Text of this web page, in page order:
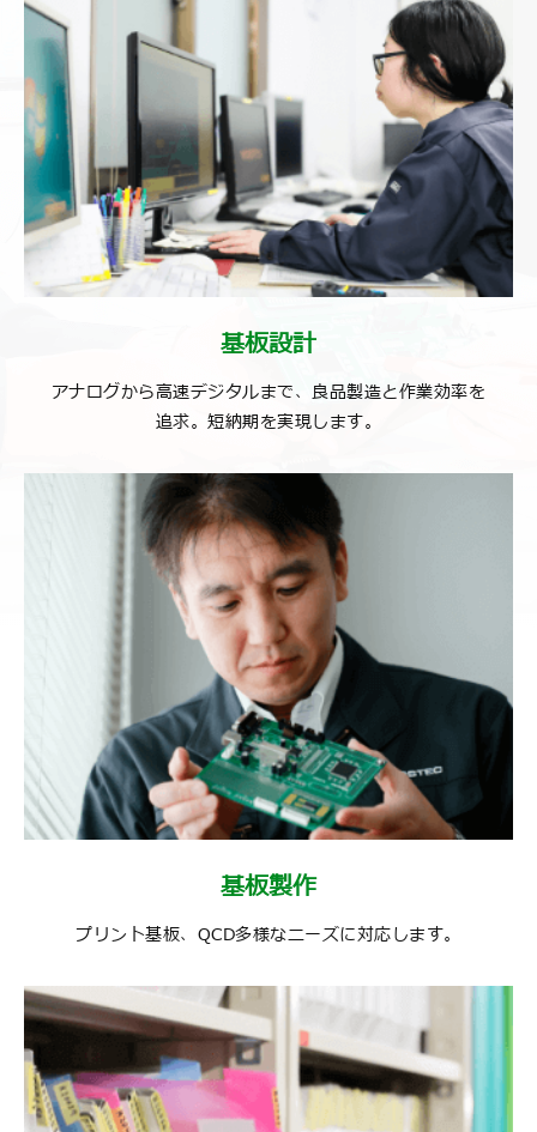
基板設計
アナログから⾼速デジタルまで、良品製造と作業効率を
追求。短納期を実現します。
基板製作
プリント基板、QCD多様なニーズに対応します。